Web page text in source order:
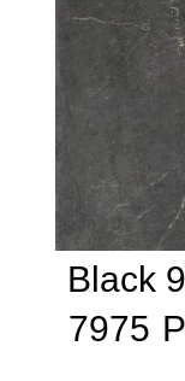
Black
7975